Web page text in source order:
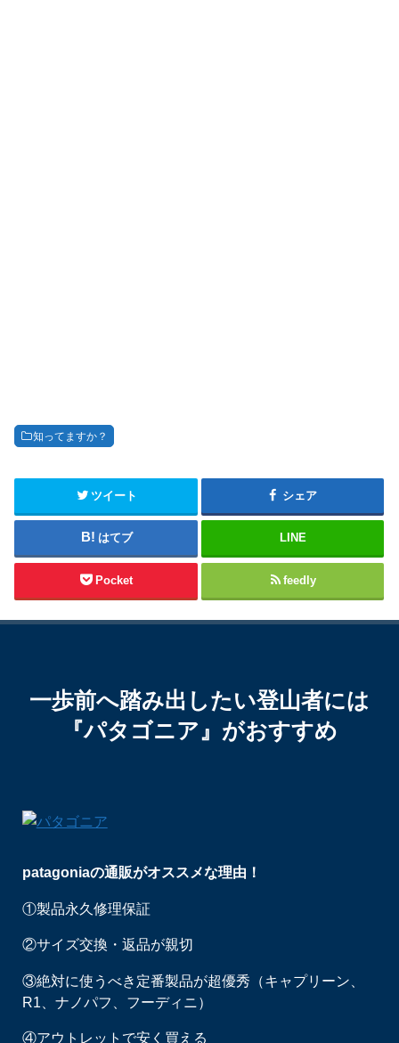
知ってますか？
ツイート シェア
はてブ LINE
Pocket feedly
一歩前へ踏み出したい登山者には
『パタゴニア』がおすすめ
patagoniaの通販がオススメな理由！
①製品永久修理保証
②サイズ交換・返品が親切
③絶対に使うべき定番製品が超優秀（キャプリーン、
R1、ナノパフ、フーディニ）
④アウトレットで安く買える